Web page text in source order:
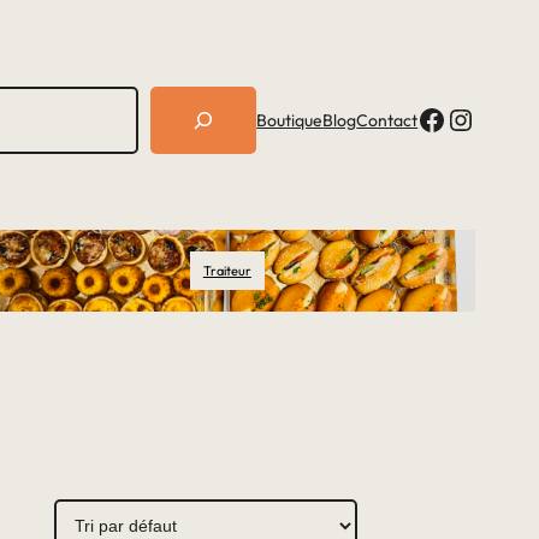
BoutiqueBlogContactFacebook Instagram
Traiteur